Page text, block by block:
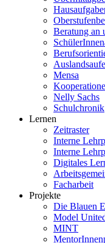
Beratung an
Mensa
Nelly Sachs
Schulchronik
Lernen
Zeitraster
Interne
Interne
Digitales
Facharbeit
Projekte
Die Blauen
Model
MINT